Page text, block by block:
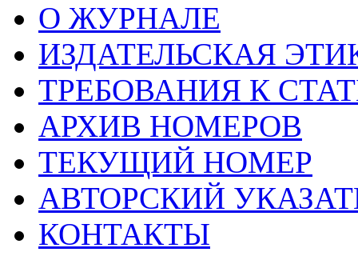
О ЖУРНАЛЕ
ИЗДАТЕЛЬСКАЯ
ТРЕБОВАНИЯ К
АРХИВ НОМЕРОВ
ТЕКУЩИЙ НОМЕР
АВТОРСКИЙ
КОНТАКТЫ